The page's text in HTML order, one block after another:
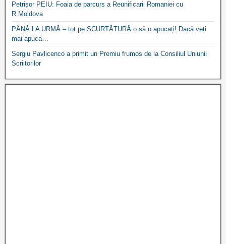
Petrișor PEIU: Foaia de parcurs a Reunificarii Romaniei cu
R.Moldova
PÂNĂ LA URMĂ – tot pe SCURTĂTURĂ o să o apucați! Dacă veți
mai apuca…
Sergiu Pavlicenco a primit un Premiu frumos de la Consiliul Uniunii
Scriitorilor